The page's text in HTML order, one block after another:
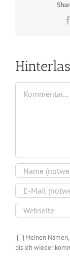
Kommentar
Meinen
bis ich wieder